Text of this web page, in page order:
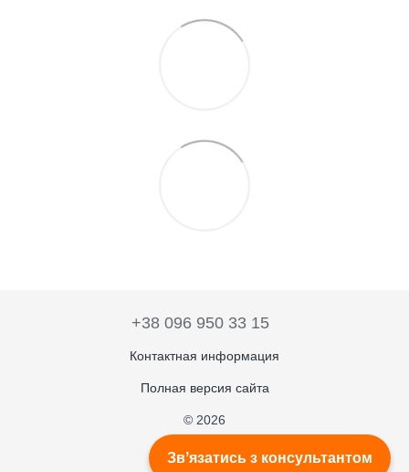
+38 096 950 33 15
Контактная информация
Полная версия сайта
© 2026
Звʼязатись з консультантом